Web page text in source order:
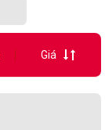
Giá